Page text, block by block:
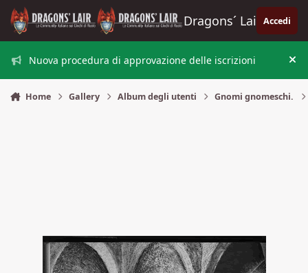
Vai al contenuto
Dragons´ Lair Accedi
Nuova procedura di approvazione delle iscrizioni
Home Gallery Album degli utenti Gnomi gnomeschi.